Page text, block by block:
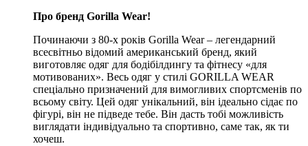
Про бренд Gorilla Wear!
Починаючи з 80-х років Gorilla Wear – легендарний
всесвітньо відомий американський бренд, який
виготовляє одяг для бодібілдингу та фітнесу «для
мотивованих». Весь одяг у стилі GORILLA WEAR
спеціально призначений для вимогливих спортсменів по
всьому світу. Цей одяг унікальний, він ідеально сідає по
фігурі, він не підведе тебе. Він дасть тобі можливість
виглядати індивідуально та спортивно, саме так, як ти
хочеш.